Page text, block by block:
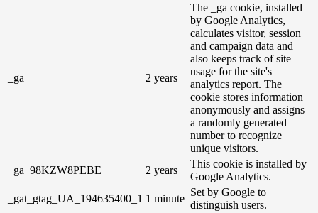
_ga 2 years
The _ga cookie, installed
by Google Analytics,
calculates visitor, session
and campaign data and
also keeps track of site
usage for the site's
analytics report. The
cookie stores information
anonymously and assigns
a randomly generated
number to recognize
unique visitors.
_ga_98KZW8PEBE
2 years
This cookie is installed by
Google Analytics.
_gat_gtag_UA_194635400_1 1 minute
Set by Google to
distinguish users.